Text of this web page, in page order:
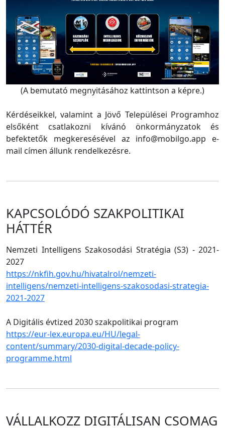
(A bemutató megnyitásához kattintson a képre.)
Kérdéseikkel, valamint a Jövő Települései Programhoz
elsőként csatlakozni kívánó önkormányzatok és
befektetők megkeresésével az info@mobilgo.app e-
mail címen állunk rendelkezésre.
KAPCSOLÓDÓ SZAKPOLITIKAI
HÁTTÉR
Nemzeti Intelligens Szakosodási Stratégia (S3) - 2021-
2027
https://nkfih.gov.hu/hivatalrol/nemzeti-
intelligens/nemzeti-intelligens-szakosodasi-strategia-
2021-2027
A Digitális évtized 2030 szakpolitikai program
https://eur-lex.europa.eu/HU/legal-
content/summary/2030-digital-decade-policy-
programme.html
VÁLLALKOZZ DIGITÁLISAN CSOMAG